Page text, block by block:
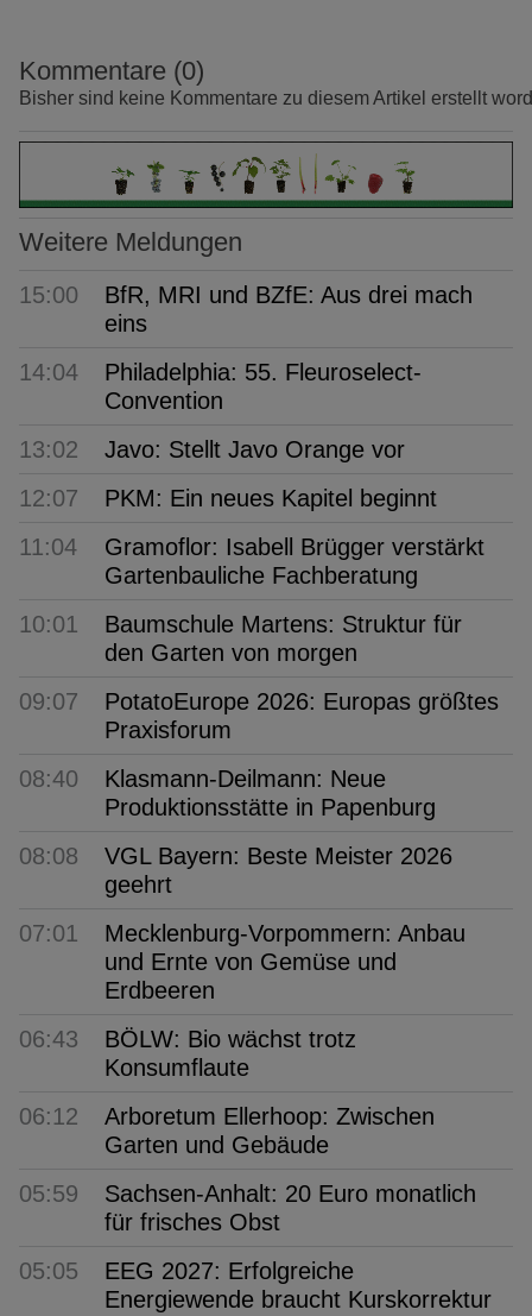
Kommentare (0)
Bisher sind keine Kommentare zu diesem Artikel erstellt
Weitere Meldungen
15:00
BfR, MRI und BZfE: Aus drei mach
eins
14:04
Philadelphia: 55. Fleuroselect-
Convention
13:02
Javo: Stellt Javo Orange vor
12:07
PKM: Ein neues Kapitel beginnt
11:04
Gramoflor: Isabell Brügger verstärkt
Gartenbauliche Fachberatung
10:01
Baumschule Martens: Struktur für
den Garten von morgen
09:07
PotatoEurope 2026: Europas größtes
Praxisforum
08:40
Klasmann-Deilmann: Neue
Produktionsstätte in Papenburg
08:08
VGL Bayern: Beste Meister 2026
geehrt
07:01
Mecklenburg-Vorpommern: Anbau
und Ernte von Gemüse und
Erdbeeren
06:43
BÖLW: Bio wächst trotz
Konsumflaute
06:12
Arboretum Ellerhoop: Zwischen
Garten und Gebäude
05:59
Sachsen-Anhalt: 20 Euro monatlich
für frisches Obst
05:05
EEG 2027: Erfolgreiche
Energiewende braucht Kurskorrektur